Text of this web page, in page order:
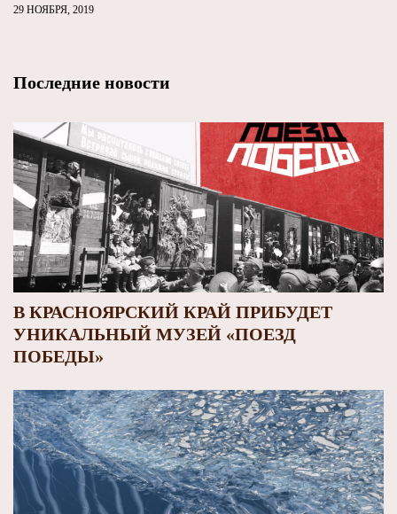
29 НОЯБРЯ, 2019
Последние новости
В КРАСНОЯРСКИЙ КРАЙ ПРИБУДЕТ
УНИКАЛЬНЫЙ МУЗЕЙ «ПОЕЗД
ПОБЕДЫ»